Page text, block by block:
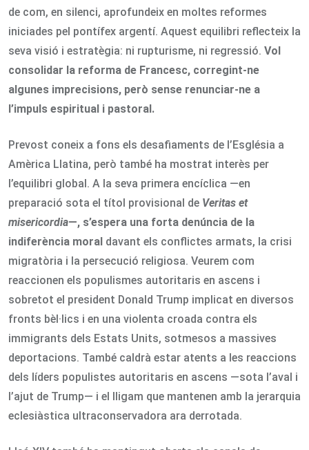
de com, en silenci, aprofundeix en moltes reformes
iniciades pel pontífex argentí. Aquest equilibri reflecteix la
seva visió i estratègia: ni rupturisme, ni regressió. Vol
consolidar la reforma de Francesc, corregint-ne
algunes imprecisions, però sense renunciar-ne a
l’impuls espiritual i pastoral.
Prevost coneix a fons els desafiaments de l’Església a
Amèrica Llatina, però també ha mostrat interès per
l’equilibri global. A la seva primera encíclica —en
preparació sota el títol provisional de Veritas et
misericordia—, s’espera una forta denúncia de la
indiferència moral davant els conflictes armats, la crisi
migratòria i la persecució religiosa. Veurem com
reaccionen els populismes autoritaris en ascens i
sobretot el president Donald Trump implicat en diversos
fronts bèl·lics i en una violenta croada contra els
immigrants dels Estats Units, sotmesos a massives
deportacions. També caldrà estar atents a les reaccions
dels líders populistes autoritaris en ascens —sota l’aval i
l’ajut de Trump— i el lligam que mantenen amb la jerarquia
eclesiàstica ultraconservadora ara derrotada.